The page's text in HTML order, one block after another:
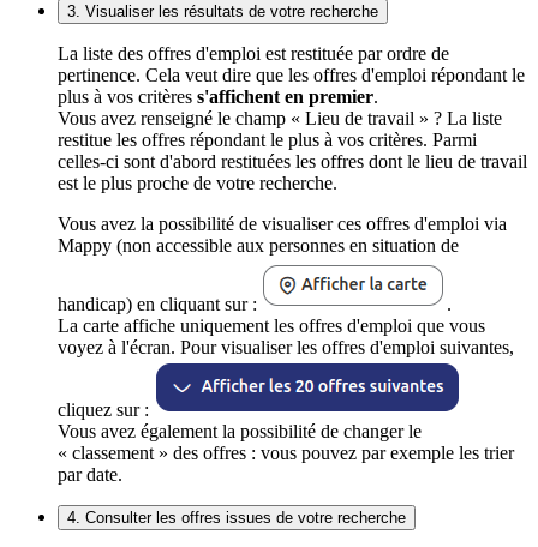
3. Visualiser les résultats de votre recherche
La liste des offres d'emploi est restituée par ordre de
pertinence. Cela veut dire que les offres d'emploi répondant le
plus à vos critères s'affichent en premier.
Vous avez renseigné le champ « Lieu de travail » ? La liste
restitue les offres répondant le plus à vos critères. Parmi
celles-ci sont d'abord restituées les offres dont le lieu de travail
est le plus proche de votre recherche.
Vous avez la possibilité de visualiser ces offres d'emploi via
Mappy (non accessible aux personnes en situation de
handicap) en cliquant sur :
.
La carte affiche uniquement les offres d'emploi que vous
voyez à l'écran. Pour visualiser les offres d'emploi suivantes,
cliquez sur :
Vous avez également la possibilité de changer le
« classement » des offres : vous pouvez par exemple les trier
par date.
4. Consulter les offres issues de votre recherche